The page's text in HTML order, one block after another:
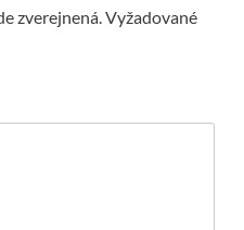
zverejnená.Vyžadované